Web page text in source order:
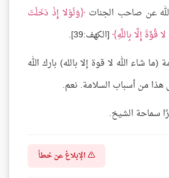
عن صاحب الجنات وَلَوْلا إِذْ دَخَلْتَ
قُوَّةَ إِلَّا بِاللَّهِ [الكهف:39].
شاء الله لا قوة إلا بالله) بارك الله
هذا من أسباب السلامة. نعم.
سماحة الشيخ.
الإبلاغ عن خطأ